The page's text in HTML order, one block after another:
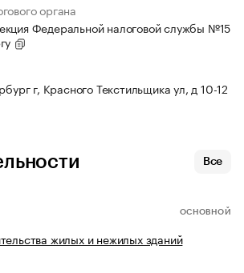
органа
Федеральной налоговой службы №15
г, Красного Текстильщика ул, д 10-12
Все
ОСНОВНОЙ
жилых и нежилых зданий